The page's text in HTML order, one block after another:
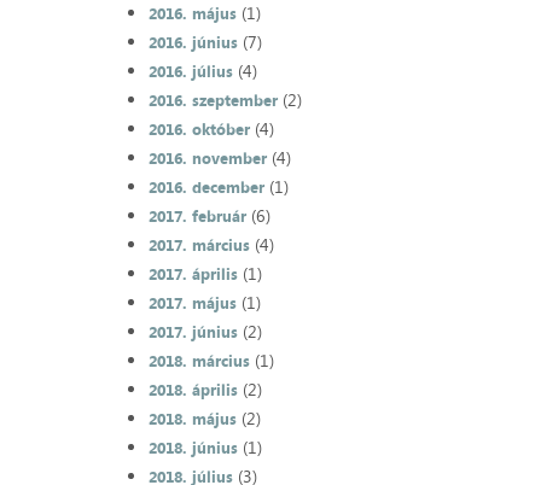
2016. május(1)
2016. június(7)
2016. július(4)
2016. szeptember(2)
2016. október(4)
2016. november(4)
2016. december(1)
2017. február(6)
2017. március(4)
2017. április(1)
2017. május(1)
2017. június(2)
2018. március(1)
2018. április(2)
2018. május(2)
2018. június(1)
2018. július(3)